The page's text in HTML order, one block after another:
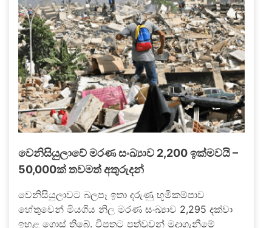
වෙනිසියුලාවේ මරණ සංඛ්‍යාව 2,200 ඉක්මවයි –
50,000ක් තවමත් අතුරුදන්
වෙනිසියුලාවට බලපෑ ඉතා දරුණු භූමිකම්පාව
හේතුවෙන් මියගිය නිල මරණ සංඛ්‍යාව 2,295 දක්වා
ඉහළ ගොස් තිබේ. විපතට පත්වූවන් මුදාගැනීමේ